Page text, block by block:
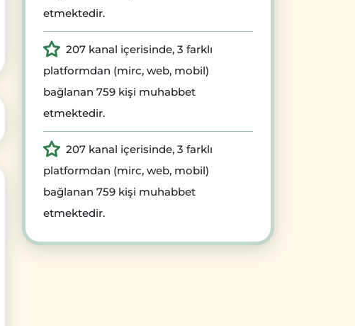
etmektedir.
207 kanal içerisinde, 3 farklı
platformdan (mirc, web, mobil)
bağlanan 759 kişi muhabbet
etmektedir.
207 kanal içerisinde, 3 farklı
platformdan (mirc, web, mobil)
bağlanan 759 kişi muhabbet
etmektedir.